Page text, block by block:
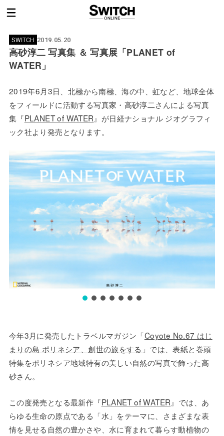
SWITCH 2019.05.20
高砂淳二 写真集 ＆ 写真展「PLANET of
WATER」
2019年6月3日、北極から南極、海の中、虹など、地球全体
をフィールドに活動する写真家・高砂淳二さんによる写真
集『PLANET of WATER 』が日経ナショナル ジオグラフィ
ック社より発売となります。
今年3月に発売したトラベルマガジン「Coyote No.67 はじ
まりの島 ポリネシア、創世の旅をする 」では、表紙と巻頭
特集をポリネシア地域特有の美しい自然の写真で飾った高
砂さん。
この度発売となる最新作『PLANET of WATER 』では、あ
らゆる生命の原点である「水」をテーマに、さまざまな表
情を見せる自然の豊かさや、水に育まれて暮らす動植物の